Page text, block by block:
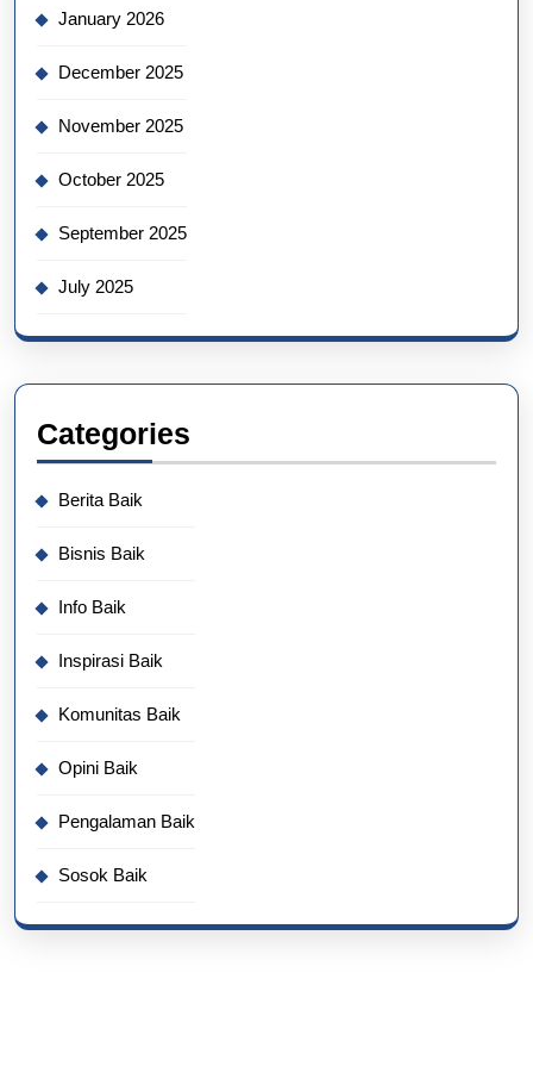
January 2026
December 2025
November 2025
October 2025
September 2025
July 2025
Categories
Berita Baik
Bisnis Baik
Info Baik
Inspirasi Baik
Komunitas Baik
Opini Baik
Pengalaman Baik
Sosok Baik